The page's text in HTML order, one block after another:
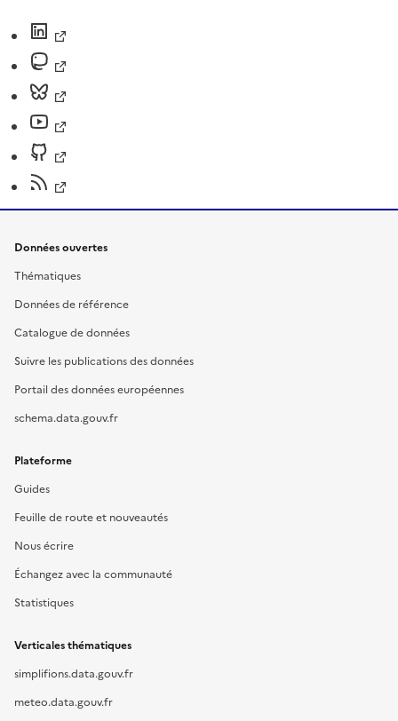
Données ouvertes
Thématiques
Données de référence
Catalogue de données
Suivre les publications des données
Portail des données européennes
schema.data.gouv.fr
Plateforme
Guides
Feuille de route et nouveautés
Nous écrire
Échangez avec la communauté
Statistiques
Verticales thématiques
simplifions.data.gouv.fr
meteo.data.gouv.fr